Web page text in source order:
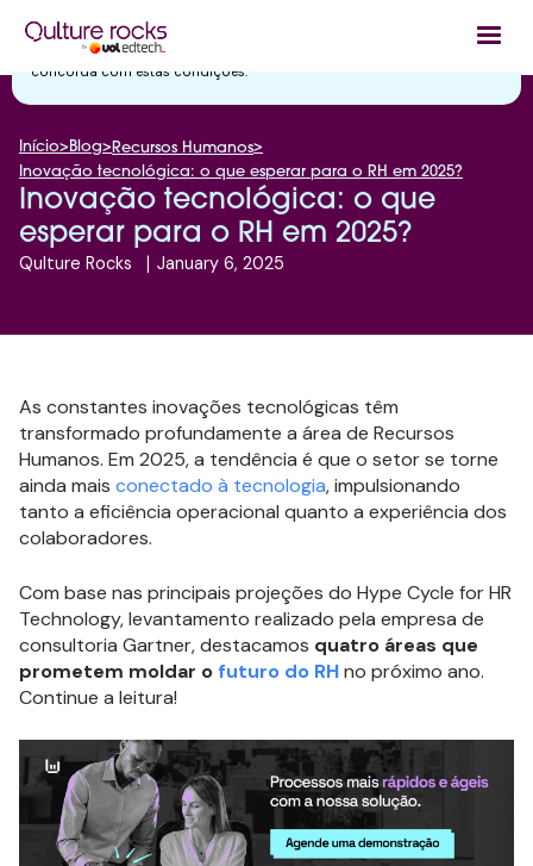
Utilizamos cookies essenciais e tecnologias semelhantes de acordo
com a nossaPolítica de Privacidade
concorda com estas condições.
Início> Blog> Recursos Humanos>
Inovação tecnológica: o que esperar para o RH em 2025?
Inovação tecnológica: o que
esperar para o RH em 2025?
Qulture Rocks | January 6, 2025
As constantes inovações tecnológicas têm
transformado profundamente a área de Recursos
Humanos. Em 2025, a tendência é que o setor se torne
ainda mais conectado à tecnologia, impulsionando
tanto a eficiência operacional quanto a experiência dos
colaboradores.
Com base nas principais projeções do Hype Cycle for HR
Technology, levantamento realizado pela empresa de
consultoria Gartner, destacamos quatro áreas que
prometem moldar o futuro do RHno próximo ano.
Continue a leitura!